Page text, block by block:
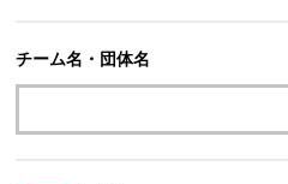
チーム名・団体名